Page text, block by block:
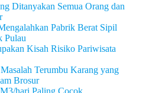
Ditanyakan Semua Orang dan
Pabrik Berat Sipil
Pulau
Kisah Risiko Pariwisata
Terumbu Karang yang
Brosur
hari Paling Cocok